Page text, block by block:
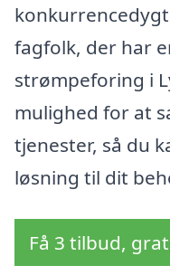
fagfolk, der har
strømpeforing i
mulighed for at
tjenester, så du
løsning til dit
Få 3 tilbud,